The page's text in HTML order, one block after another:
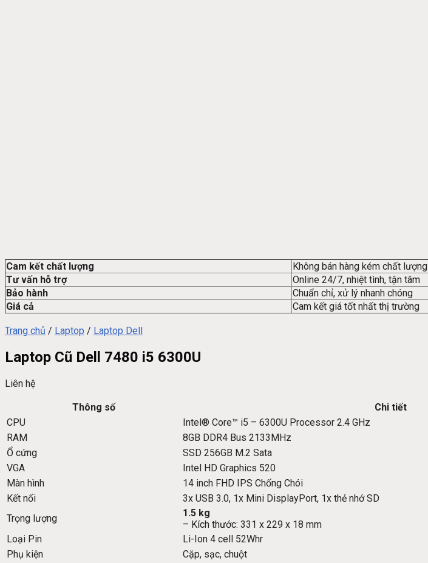
Cam kết chất lượng
Không bán hàng kém chất lượng
Tư vấn hỗ trợ
Online 24/7, nhiệt tình, tận tâm
Bảo hành
Chuẩn chỉ, xử lý nhanh chóng
Giá cả
Cam kết giá tốt nhất thị trường
Trang chủ / Laptop / Laptop Dell
Laptop Cũ Dell 7480 i5 6300U
Liên hệ
Thông số
Chi tiết
CPU
Intel® Core™ i5 – 6300U Processor 2.4 GHz
RAM
8GB DDR4 Bus 2133MHz
Ổ cứng
SSD 256GB M.2 Sata
VGA
Intel HD Graphics 520
Màn hình
14 inch FHD IPS Chống Chói
Kết nối
3x USB 3.0, 1x Mini DisplayPort, 1x thẻ nhớ SD
Trọng lượng
1.5 kg
– Kích thước: 331 x 229 x 18 mm
Loại Pin
Li-Ion 4 cell 52Whr
Phụ kiện
Cặp, sạc, chuột